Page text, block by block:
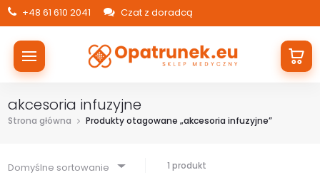
+48 61 610 2041 Czat z doradcą
akcesoria infuzyjne
Strona główna Produkty otagowane „akcesoria infuzyjne”
Domyślne sortowanie 1 produkt